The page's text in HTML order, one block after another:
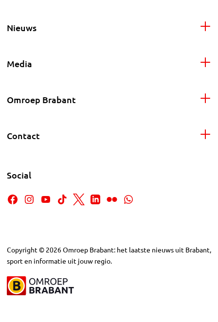
Nieuws
Media
Omroep Brabant
Contact
Social
Copyright © 2026Omroep Brabant: het laatste nieuws uit Brabant,
sport en informatie uit jouw regio.